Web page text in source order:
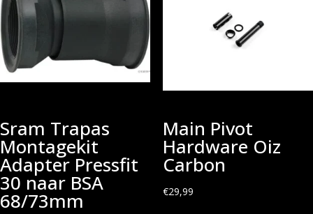
Sram Trapas
Montagekit
Adapter Pressfit
30 naar BSA
68/73mm
Main Pivot
Hardware Oiz
Carbon
€29,99